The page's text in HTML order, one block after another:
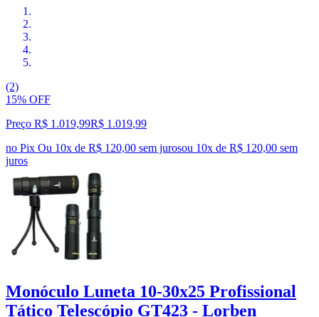
(2)
15% OFF
Preço R$ 1.019,99R$ 1.019,99
no Pix Ou 10x de R$ 120,00 sem jurosou 10x de R$ 120,00 sem
juros
Monóculo Luneta 10-30x25 Profissional
Tático Telescópio GT423 - Lorben